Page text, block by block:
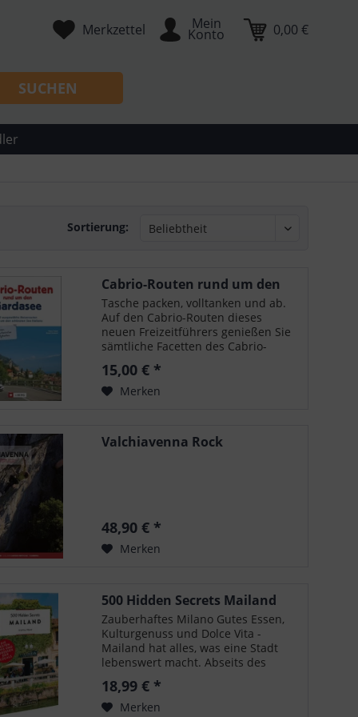
Merkzettel Mein
Konto 0,00 €
SUCHEN
Sortierung:
Cabrio-Routen rund um den
Gardasee
Tasche packen, volltanken und ab.
Auf den Cabrio-Routen dieses
neuen Freizeitführers genießen Sie
sämtliche Facetten des Cabrio-
Fahrens rund um den tiefblauen
Gardasee. Mediterranes Klima,
herrliche Panoramablicke vom Val
15,00 € *
Merken
Valchiavenna Rock
48,90 € *
Merken
500 Hidden Secrets Mailand
Zauberhaftes Milano Gutes Essen,
Kulturgenuss und Dolce Vita -
Mailand hat alles, was eine Stadt
lebenswert macht. Abseits des
Trubels entdecken Sie 500
Geheimnisse der beliebten Stadt
Mailand . Dieses Buch zeigt Ihnen,
18,99 € *
Merken